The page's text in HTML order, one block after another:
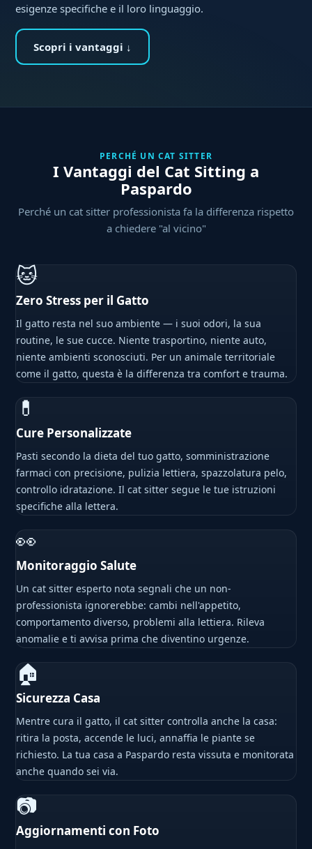
esigenze specifiche e il loro linguaggio.
Scopri i vantaggi ↓
PERCHÉ UN CAT SITTER
I Vantaggi del Cat Sitting a
Paspardo
Perché un cat sitter professionista fa la differenza rispetto
a chiedere "al vicino"
🐱
Zero Stress per il Gatto
Il gatto resta nel suo ambiente — i suoi odori, la sua
routine, le sue cucce. Niente trasportino, niente auto,
niente ambienti sconosciuti. Per un animale territoriale
come il gatto, questa è la differenza tra comfort e trauma.
💊
Cure Personalizzate
Pasti secondo la dieta del tuo gatto, somministrazione
farmaci con precisione, pulizia lettiera, spazzolatura pelo,
controllo idratazione. Il cat sitter segue le tue istruzioni
specifiche alla lettera.
👀
Monitoraggio Salute
Un cat sitter esperto nota segnali che un non-
professionista ignorerebbe: cambi nell'appetito,
comportamento diverso, problemi alla lettiera. Rileva
anomalie e ti avvisa prima che diventino urgenze.
🏠
Sicurezza Casa
Mentre cura il gatto, il cat sitter controlla anche la casa:
ritira la posta, accende le luci, annaffia le piante se
richiesto. La tua casa a Paspardo resta vissuta e monitorata
anche quando sei via.
📷
Aggiornamenti con Foto